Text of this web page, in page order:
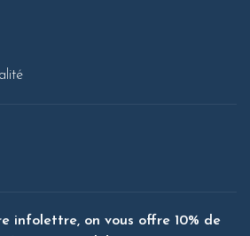
infolettre, on vous offre 10% de